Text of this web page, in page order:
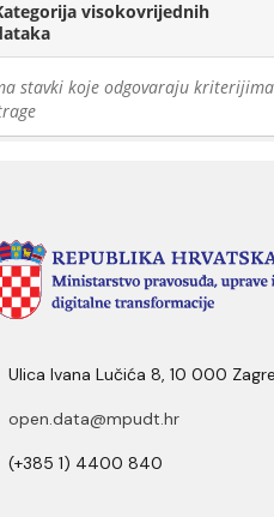
visokovrijednih
stavki koje odgovaraju kriterijima